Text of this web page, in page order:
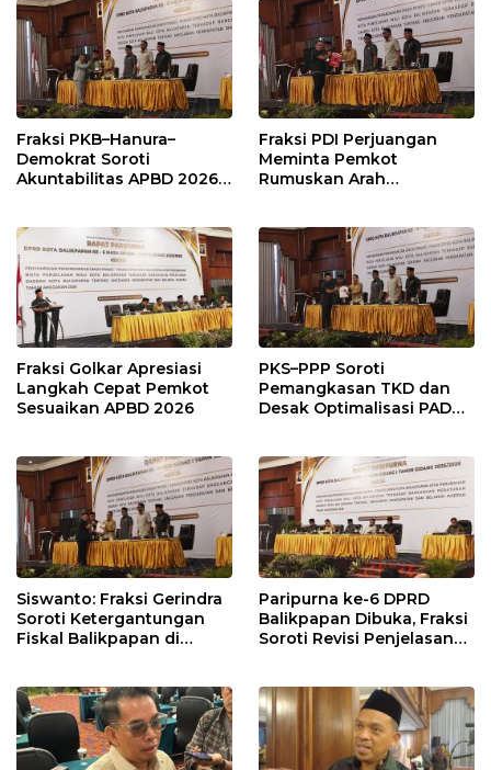
Fraksi PKB–Hanura–
Demokrat Soroti
Akuntabilitas APBD 2026
Modal
Fraksi PDI Perjuangan
Meminta Pemkot
Rumuskan Arah
Penyangga IKN
Fraksi Golkar Apresiasi
Langkah Cepat Pemkot
Sesuaikan APBD 2026
PKS–PPP Soroti
Pemangkasan TKD dan
Desak Optimalisasi PAD
Siswanto: Fraksi Gerindra
Soroti Ketergantungan
Fiskal Balikpapan di
Paripurna ke-6 DPRD
Balikpapan Dibuka, Fraksi
Soroti Revisi Penjelasan